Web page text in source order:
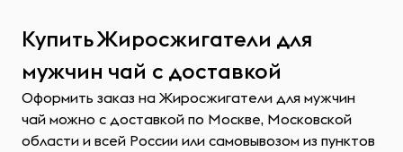
Купить Жиросжигатели для
мужчин чай с доставкой
Оформить заказ на Жиросжигатели для мужчин
чай можно с доставкой по Москве, Московской
области и всей России или самовывозом из пунктов